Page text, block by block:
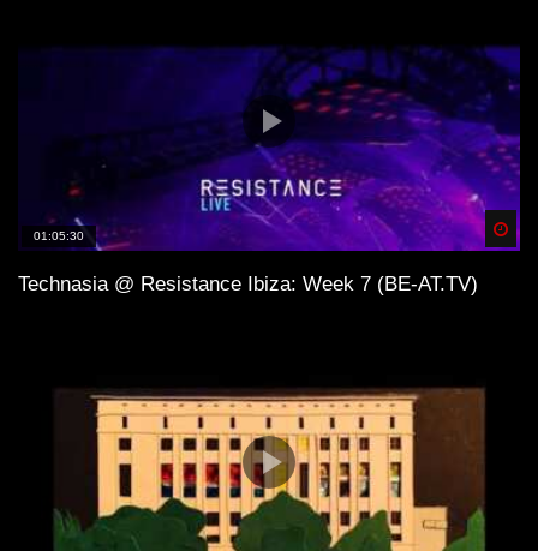
01:05:30
Technasia @ Resistance Ibiza: Week 7 (BE-AT.TV)